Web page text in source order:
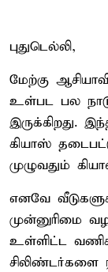
புதுடெல்லி,
மேற்கு
உள்பட பல
இருக்கிறது.
கியாஸ்
முழுவதும்
எனவே
முன்னுரிமை
உள்ளிட்ட
சிலிண்டர்களை